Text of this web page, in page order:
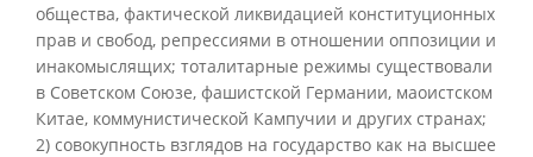
общества, фактической ликвидацией конституционных
прав и свобод, репрессиями в отношении оппозиции и
инакомыслящих; тоталитарные режимы существовали
в Советском Союзе, фашистской Германии, маоистском
Китае, коммунистической Кампучии и других странах;
2) совокупность взглядов на государство как на высшее